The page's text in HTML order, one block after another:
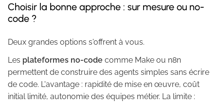
Choisir la bonne approche : sur mesure ou no-
code ?
Deux grandes options s'offrent à vous.
Les plateformes no-code comme Make ou n8n
permettent de construire des agents simples sans écrire
de code. L'avantage : rapidité de mise en œuvre, coût
initial limité, autonomie des équipes métier. La limite :